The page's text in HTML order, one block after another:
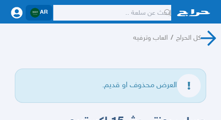
AR
كل الحراج / العاب وترفيه
العرض محذوف او قديم.